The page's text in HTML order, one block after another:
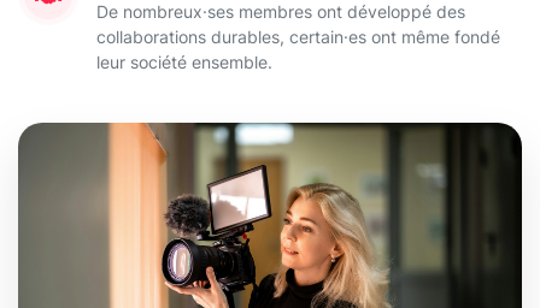
De nombreux·ses membres ont développé des
collaborations durables, certain·es ont même fondé
leur société ensemble.